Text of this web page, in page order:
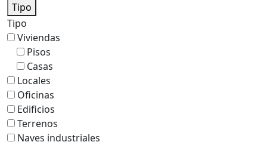
Tipo
Tipo
Viviendas
Pisos
Casas
Locales
Oficinas
Edificios
Terrenos
Naves industriales